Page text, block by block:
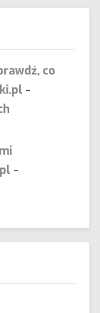
co
-
-